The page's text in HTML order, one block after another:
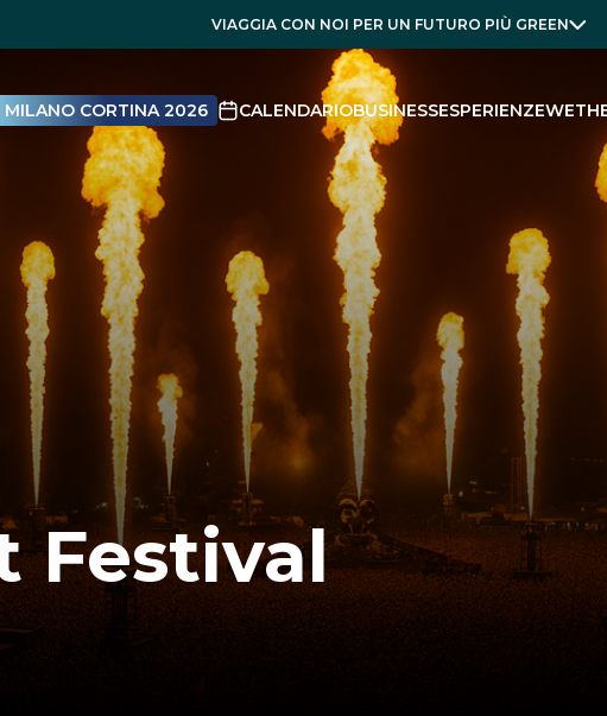
VIAGGIA CON NOI PER UN FUTURO PIÙ GREEN
MILANO CORTINA 2026 CALENDARIOBUSINESSESPERIENZE
Festival